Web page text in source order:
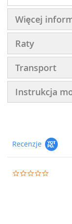
pewnością
Twojego salonu,
precyzją
trójwymiarowe
aurę. Odkryj
niezwykłej
Więcej
Raty
Transport
Instrukcja
Recenzje